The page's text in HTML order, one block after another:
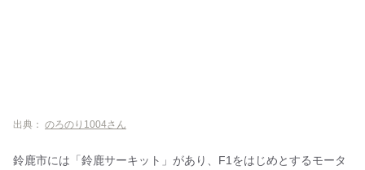
出典： のろのり1004さん
鈴鹿市には「鈴鹿サーキット」があり、F1をはじめとするモータ